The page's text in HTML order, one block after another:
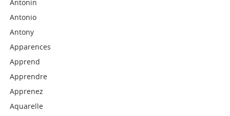
Antonin
Antonio
Antony
Apparences
Apprend
Apprendre
Apprenez
Aquarelle